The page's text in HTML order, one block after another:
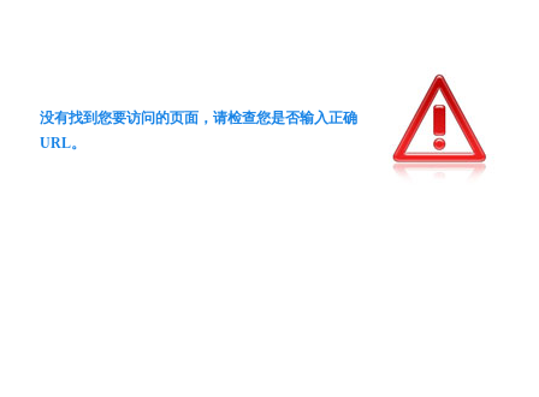
没有找到您要访问的页面，请检查您是否输入正确
URL。